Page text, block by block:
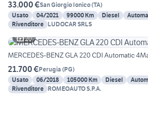
33.000 €San Giorgio Ionico(TA)
Usato
04/2021 99000 Km Diesel
Rivenditore LUDOCAR SRLS
20
MERCEDES-BENZ GLA 220 CDI Automatic
21.700 €Perugia (PG)
Usato
06/2018 105000 Km Diesel
Rivenditore ROMEOAUTO S.P.A.